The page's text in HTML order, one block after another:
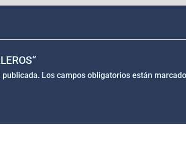
Los campos obligatorios están